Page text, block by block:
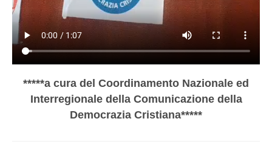
*****a cura del Coordinamento Nazionale ed
Interregionale della Comunicazione della
Democrazia Cristiana*****